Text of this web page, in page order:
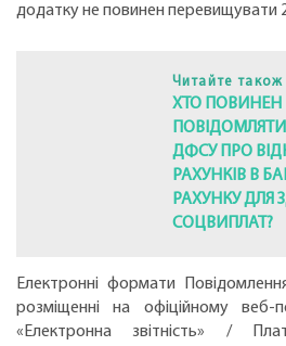
додатку не повинен перевищувати
Читайте також
ХТО ПОВИНЕН
ДФСУ ПРО
РАХУНКІВ В
РАХУНКУ ДЛЯ
СОЦВИПЛАТ?
Електронні формати
розміщенні на офіційному
«Електронна звітність» /